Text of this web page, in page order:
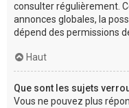
consulter régulièrement.
annonces globales, la
dépend des permissions
Haut
Que sont les sujets
Vous ne pouvez plus